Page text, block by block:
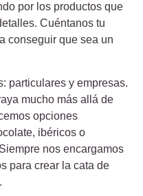
por los productos que
Cuéntanos tu
conseguir que sea un
particulares y empresas.
mucho más allá de
opciones
ibéricos o
nos encargamos
para crear la cata de